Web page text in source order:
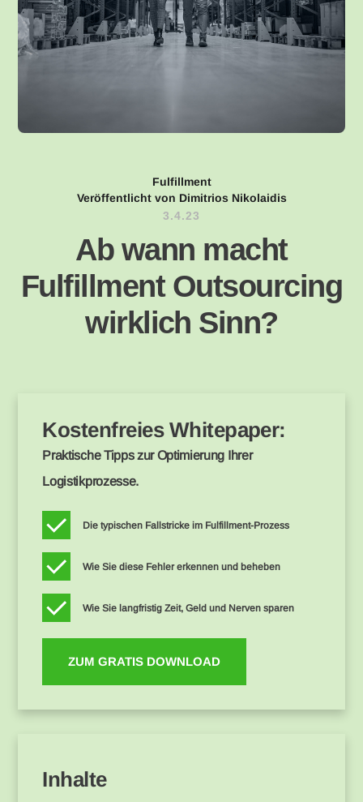
Fulfillment
Veröffentlicht von Dimitrios Nikolaidis
3.4.23
Ab wann macht
Fulfillment Outsourcing
wirklich Sinn?
Kostenfreies Whitepaper:
Praktische Tipps zur Optimierung Ihrer
Logistikprozesse.
Die typischen Fallstricke im Fulfillment-Prozess
Wie Sie diese Fehler erkennen und beheben
Wie Sie langfristig Zeit, Geld und Nerven sparen
ZUM GRATIS DOWNLOAD
Inhalte